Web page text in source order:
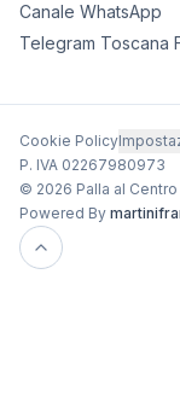
Canale WhatsApp
Telegram Toscana
Cookie Policy
P. IVA 02267980973
© 2026 Palla al
Powered By